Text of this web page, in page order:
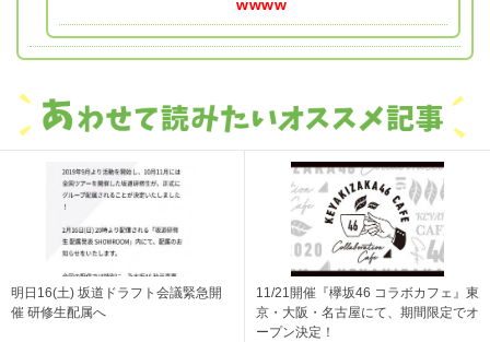
wwww
明日16(土) 坂道ドラフト会議緊急開
催 研修生配属へ
11/21開催『欅坂46 コラボカフェ』東
京・大阪・名古屋にて、期間限定でオ
ープン決定！